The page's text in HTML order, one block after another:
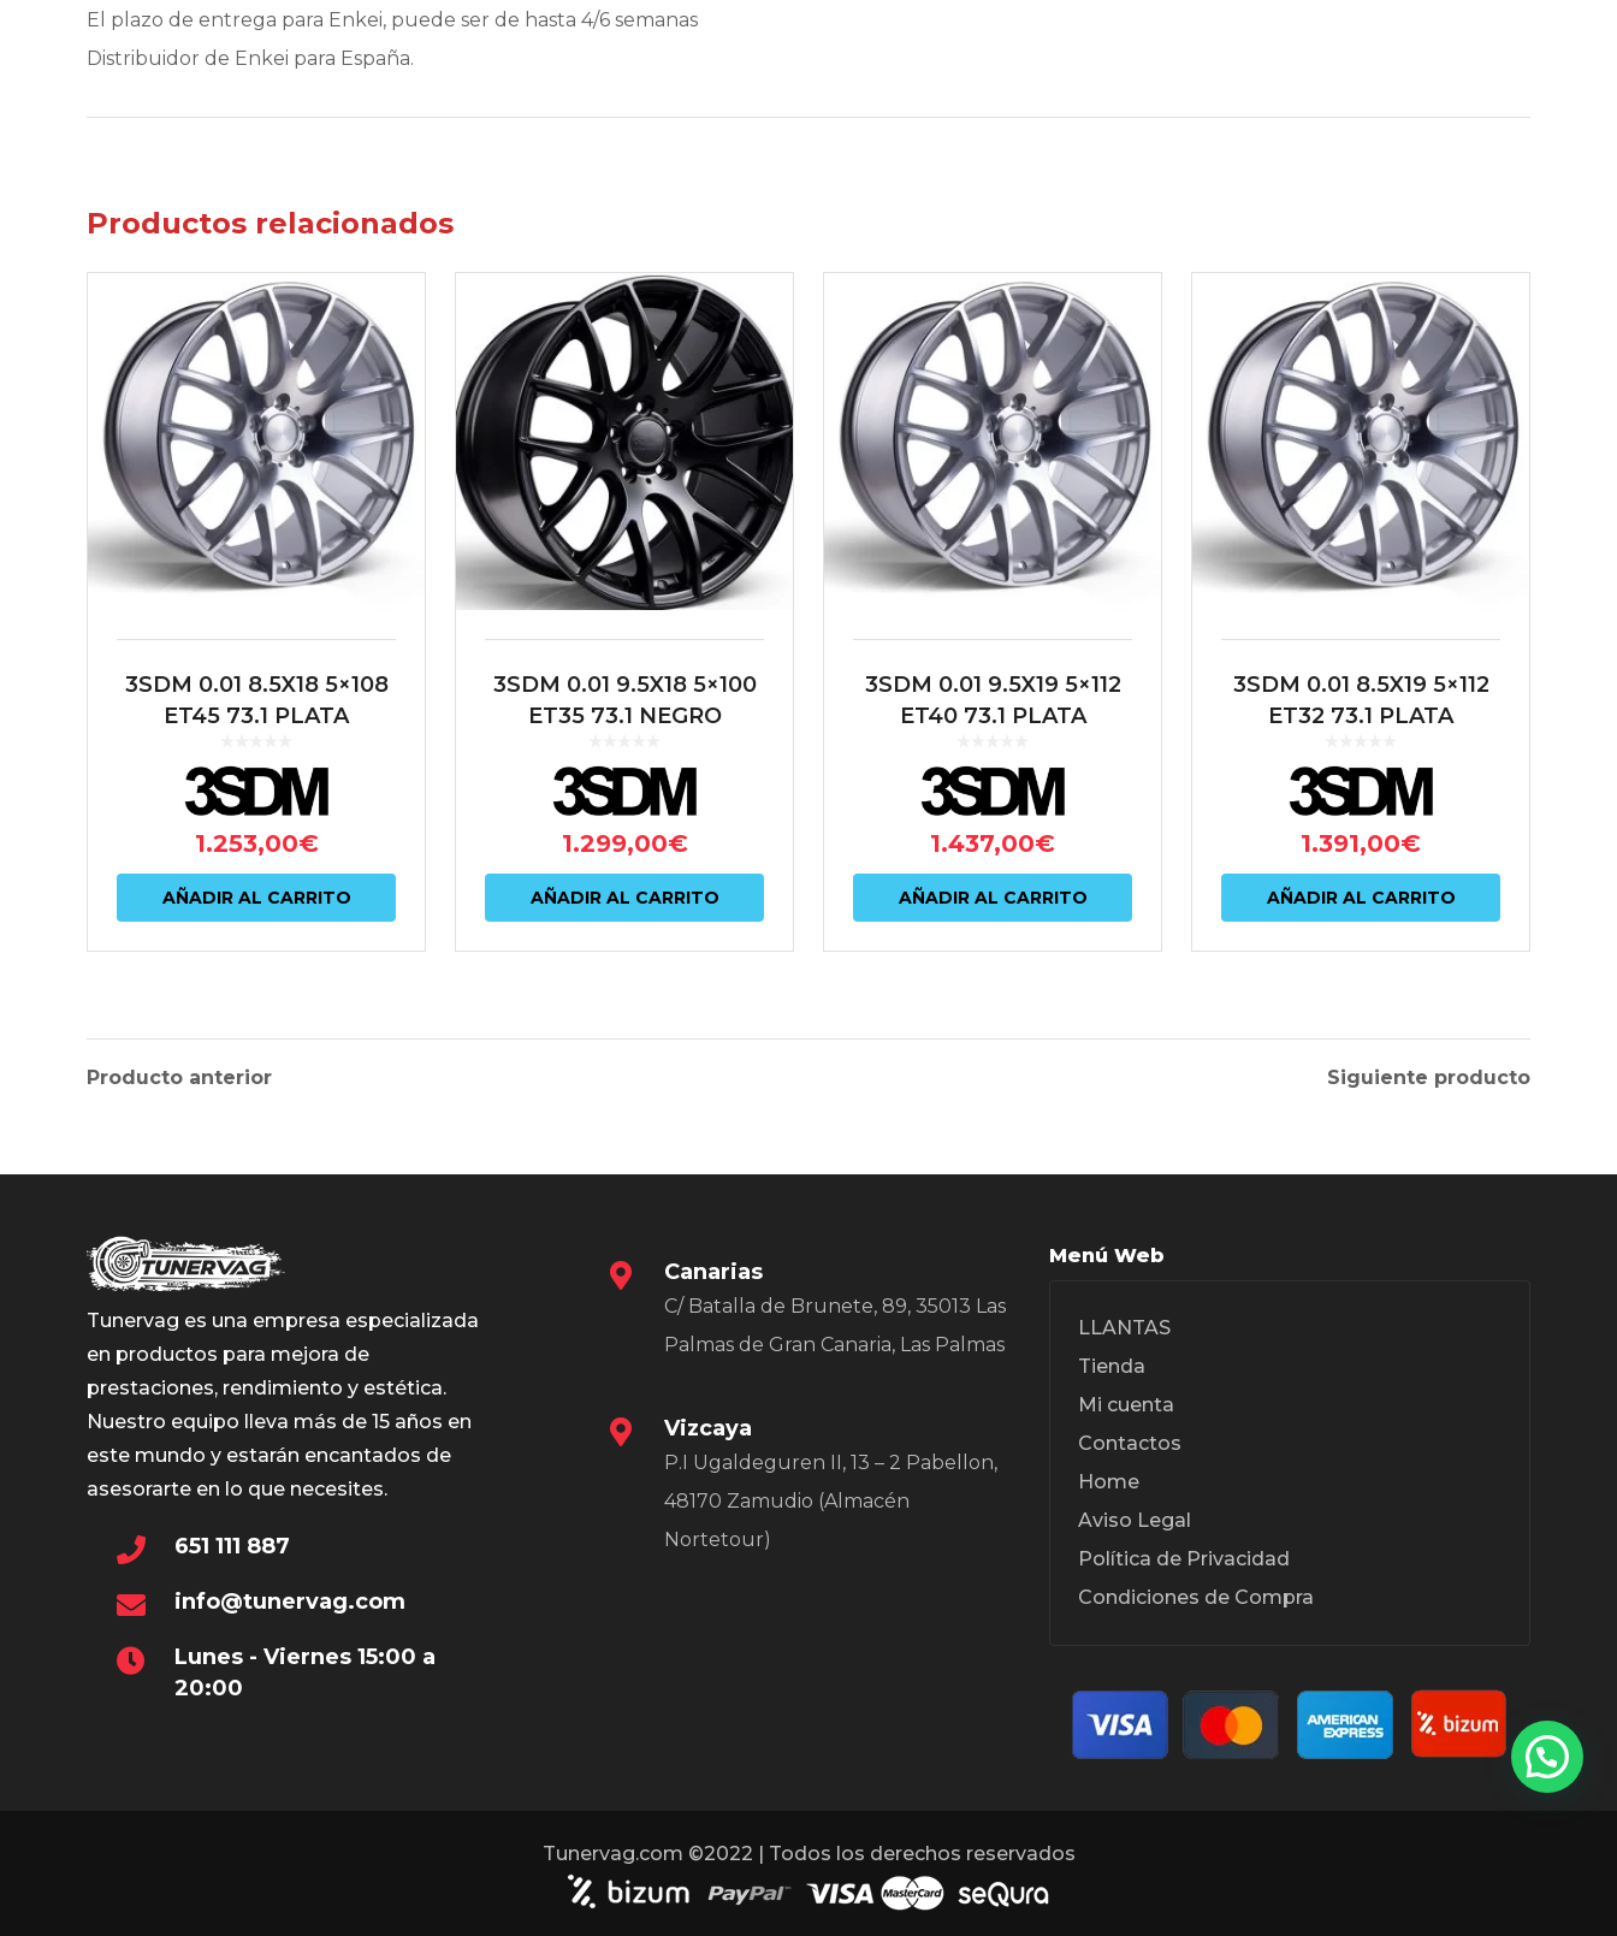
El plazo de entrega para Enkei, puede ser de hasta 4/6 semanas
Distribuidor de Enkei para España.
Productos relacionados
3SDM 0.01 8.5X18 5×108
ET45 73.1 PLATA
1.253,00€
AÑADIR AL CARRITO
3SDM 0.01 9.5X18 5×100
ET35 73.1 NEGRO
1.299,00€
AÑADIR AL CARRITO
3SDM 0.01 9.5X19 5×112
ET40 73.1 PLATA
1.437,00€
AÑADIR AL CARRITO
3SDM 0.01 8.5X19 5×112
ET32 73.1 PLATA
1.391,00€
AÑADIR AL CARRITO
Producto anterior Siguiente producto
Tunervag es una empresa especializada
en productos para mejora de
prestaciones, rendimiento y estética.
Nuestro equipo lleva más de 15 años en
este mundo y estarán encantados de
asesorarte en lo que necesites.
651 111 887
info@tunervag.com
Lunes - Viernes 15:00 a
20:00
Canarias
C/ Batalla de Brunete, 89, 35013 Las
Palmas de Gran Canaria, Las Palmas
Vizcaya
P.I Ugaldeguren II, 13 – 2 Pabellon,
48170 Zamudio (Almacén
Nortetour)
Menú Web
LLANTAS
Tienda
Mi cuenta
Contactos
Home
Aviso Legal
Política de Privacidad
Condiciones de Compra
Tunervag.com ©2022 | Todos los derechos reservados